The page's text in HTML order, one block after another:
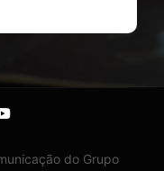
do Grupo